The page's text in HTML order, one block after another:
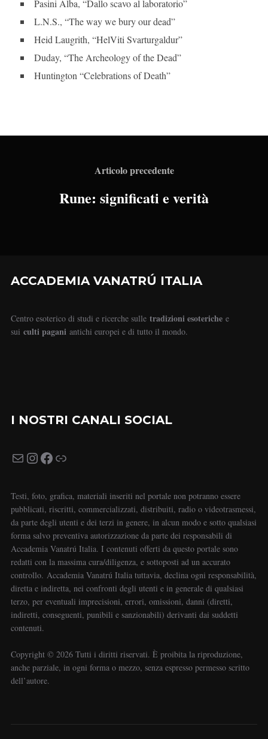
Pasini Alba, “Dallo scavo al laboratorio”
L.N.S., “The way we bury our dead”
Heid Laugrith, “HelViti Svarturgaldur”
Duday, “The Archeology of the Dead”
Huntington “Celebrations of Death”
Articolo precedente
Rune: significati e verità
ACCADEMIA VANATRÚ ITALIA
Centro esoterico di studi e ricerche sulletradizioni esoterichee
sui culti pagani antichi europei e di tutto il mondo.
I NOSTRI CANALI SOCIAL
Testi, foto, grafica, materiali inseriti nel portale non potranno essere
pubblicati, riscritti, commercializzati, distribuiti, radio o videotrasmessi,
da parte degli utenti e dei terzi in genere, in alcun modo e sotto qualsiasi
forma salvo preventiva autorizzazione da parte dei responsabili di
Accademia Vanatrú Italia. I contenuti offerti da questo portale sono
redatti con la massima cura/diligenza, e sottoposti ad un accurato
controllo. Accademia Vanatrú Italia tuttavia, declina ogni responsabilità,
diretta e indiretta, nei confronti degli utenti e in generale di qualsiasi
terzo, per eventuali imprecisioni, errori, omissioni, danni (diretti,
indiretti, conseguenti, punibili e sanzionabili) derivanti dai suddetti
contenuti.
Copyright ©️ 2026 Tutti i diritti riservati. È proibita la riproduzione,
anche parziale, in ogni forma o mezzo, senza espresso permesso scritto
dell’autore.